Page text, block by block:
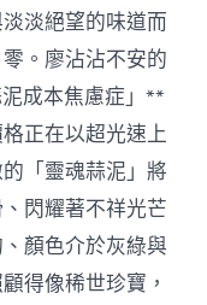
淡絕望的味道而
。廖沾沾不安的
成本焦慮症」**
正在以超光速上
「靈魂蒜泥」將
閃耀著不祥光芒
顏色介於灰綠與
得像稀世珍寶，